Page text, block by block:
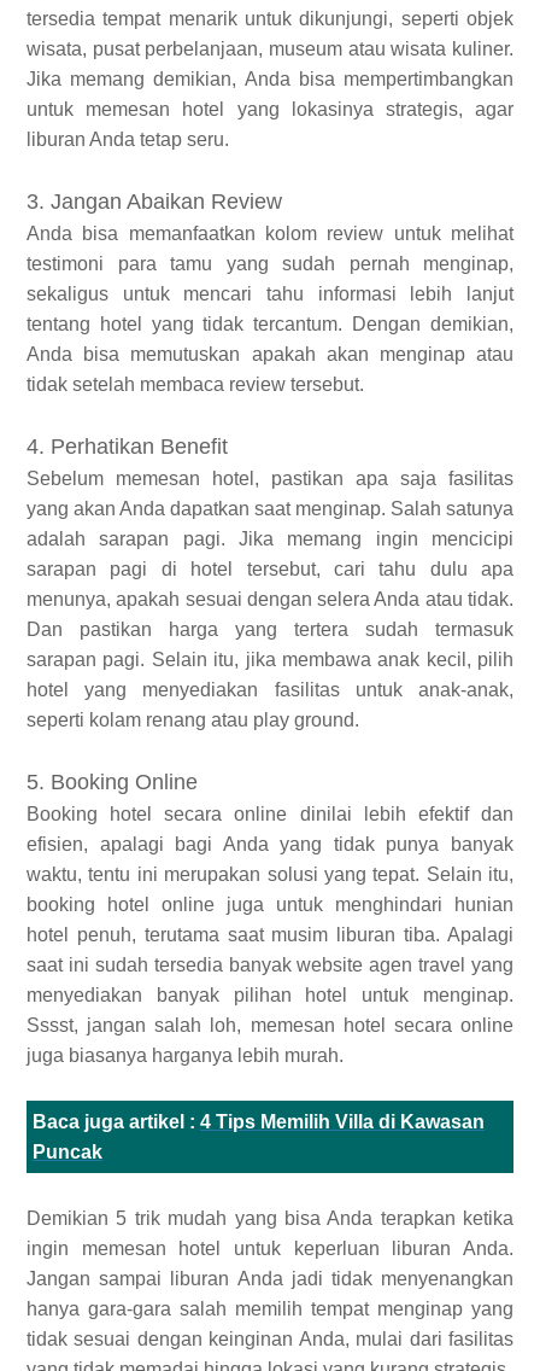
tersedia tempat menarik untuk dikunjungi, seperti objek
wisata, pusat perbelanjaan, museum atau wisata kuliner.
Jika memang demikian, Anda bisa mempertimbangkan
untuk memesan hotel yang lokasinya strategis, agar
liburan Anda tetap seru.
3. Jangan Abaikan Review
Anda bisa memanfaatkan kolom review untuk melihat
testimoni para tamu yang sudah pernah menginap,
sekaligus untuk mencari tahu informasi lebih lanjut
tentang hotel yang tidak tercantum. Dengan demikian,
Anda bisa memutuskan apakah akan menginap atau
tidak setelah membaca review tersebut.
4. Perhatikan Benefit
Sebelum memesan hotel, pastikan apa saja fasilitas
yang akan Anda dapatkan saat menginap. Salah satunya
adalah sarapan pagi. Jika memang ingin mencicipi
sarapan pagi di hotel tersebut, cari tahu dulu apa
menunya, apakah sesuai dengan selera Anda atau tidak.
Dan pastikan harga yang tertera sudah termasuk
sarapan pagi. Selain itu, jika membawa anak kecil, pilih
hotel yang menyediakan fasilitas untuk anak-anak,
seperti kolam renang atau play ground.
5. Booking Online
Booking hotel secara online dinilai lebih efektif dan
efisien, apalagi bagi Anda yang tidak punya banyak
waktu, tentu ini merupakan solusi yang tepat. Selain itu,
booking hotel online juga untuk menghindari hunian
hotel penuh, terutama saat musim liburan tiba. Apalagi
saat ini sudah tersedia banyak website agen travel yang
menyediakan banyak pilihan hotel untuk menginap.
Sssst, jangan salah loh, memesan hotel secara online
juga biasanya harganya lebih murah.
Baca juga artikel : 4 Tips Memilih Villa di Kawasan
Puncak
Demikian 5 trik mudah yang bisa Anda terapkan ketika
ingin memesan hotel untuk keperluan liburan Anda.
Jangan sampai liburan Anda jadi tidak menyenangkan
hanya gara-gara salah memilih tempat menginap yang
tidak sesuai dengan keinginan Anda, mulai dari fasilitas